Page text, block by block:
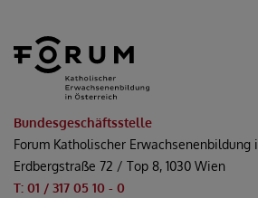
Bundesgeschäftsstelle
Forum Katholischer Erwachsenenbildung
Erdbergstraße 72 / Top 8, 1030 Wien
T: 01 / 317 05 10 - 0